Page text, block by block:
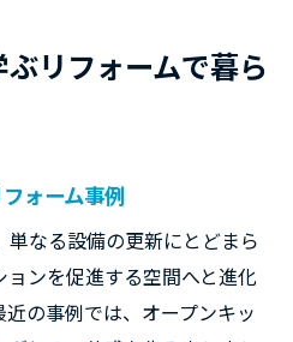
リフォームで暮ら
ォーム事例
なる設備の更新にとどまら
ンを促進する空間へと進化
の事例では、オープンキッ